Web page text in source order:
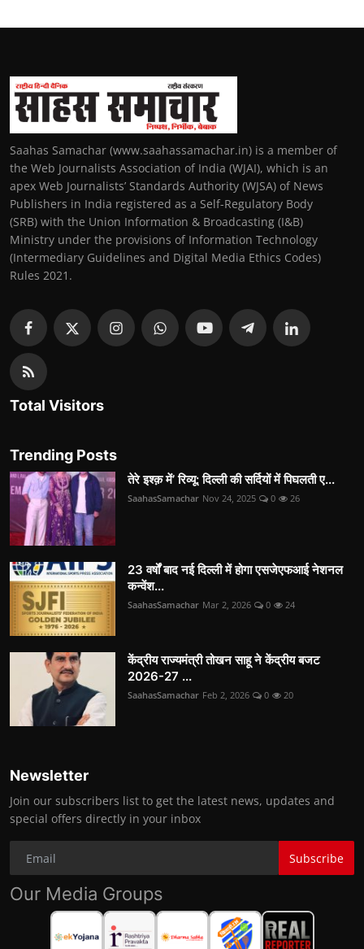
Saahas Samachar (www.saahassamachar.in) is a member of
the Web Journalists Association of India (WJAI), which is an
apex Web Journalists’ Standards Authority (WJSA) of News
Publishers in India registered as a Self-Regulatory Body
(SRB) with the Union Information & Broadcasting (I&B)
Ministry under the provisions of Information Technology
(Intermediary Guidelines and Digital Media Ethics Codes)
Rules 2021.
Total Visitors
Trending Posts
तेरे इश्क़ में’ रिव्यू: दिल्ली की सर्दियों में पिघलती ए...
SaahasSamachar Nov 24, 2025 0 26
23 वर्षों बाद नई दिल्ली में होगा एसजेएफआई नेशनल
कन्वेंश...
SaahasSamachar Mar 2, 2026 0 24
केंद्रीय राज्यमंत्री तोखन साहू ने केंद्रीय बजट
2026-27 ...
SaahasSamachar Feb 2, 2026 0 20
Newsletter
Join our subscribers list to get the latest news, updates and
special offers directly in your inbox
Subscribe
Our Media Groups